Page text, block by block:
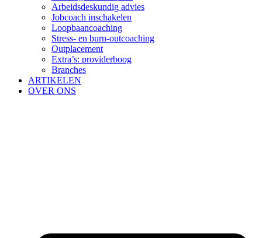
Arbeidsdeskundig advies
Jobcoach inschakelen
Loopbaancoaching
Stress- en burn-outcoaching
Outplacement
Extra’s: providerboog
Branches
ARTIKELEN
OVER ONS